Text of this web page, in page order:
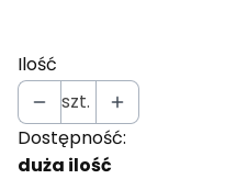
Ilość
szt.
Dostępność:
duża ilość